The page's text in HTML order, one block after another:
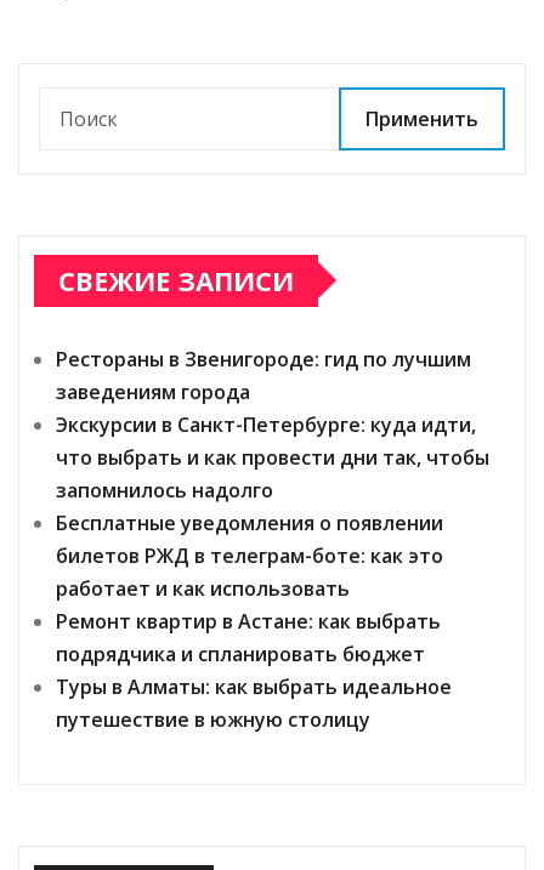
Применить
СВЕЖИЕ ЗАПИСИ
Рестораны в Звенигороде: гид по лучшим
заведениям города
Экскурсии в Санкт-Петербурге: куда идти,
что выбрать и как провести дни так, чтобы
запомнилось надолго
Бесплатные уведомления о появлении
билетов РЖД в телеграм-боте: как это
работает и как использовать
Ремонт квартир в Астане: как выбрать
подрядчика и спланировать бюджет
Туры в Алматы: как выбрать идеальное
путешествие в южную столицу